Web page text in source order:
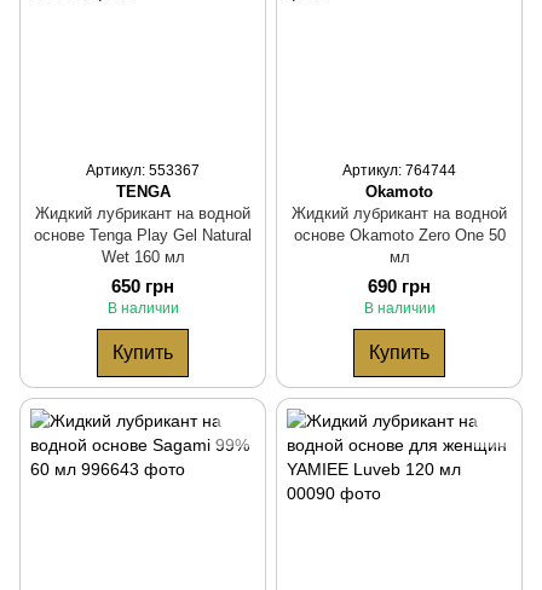
Артикул: 553367
TENGA
Жидкий лубрикант на водной
основе Tenga Play Gel Natural
Wet 160 мл
650 грн
В наличии
Купить
Артикул: 764744
Okamoto
Жидкий лубрикант на водной
основе Okamoto Zero One 50
мл
690 грн
В наличии
Купить